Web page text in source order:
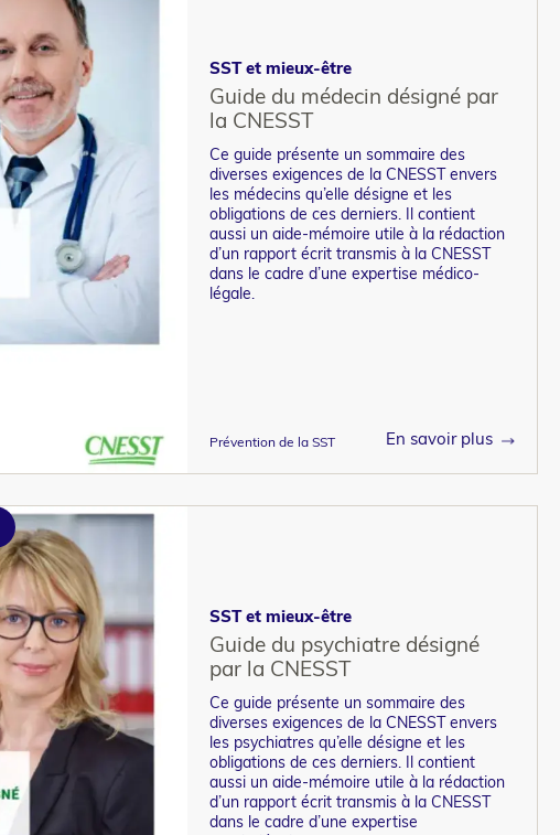
SST et mieux-être
Guide du médecin désigné par
la CNESST
Ce guide présente un sommaire des
diverses exigences de la CNESST envers
les médecins qu’elle désigne et les
obligations de ces derniers. Il contient
aussi un aide-mémoire utile à la rédaction
d’un rapport écrit transmis à la CNESST
dans le cadre d’une expertise médico-
légale.
Prévention de la SST En savoir plus
SST et mieux-être
Guide du psychiatre désigné
par la CNESST
​Ce guide présente un sommaire des
diverses exigences de la CNESST envers
les psychiatres qu’elle désigne et les
obligations de ces derniers. Il contient
aussi un aide-mémoire utile à la rédaction
d’un rapport écrit transmis à la CNESST
dans le cadre d’une expertise